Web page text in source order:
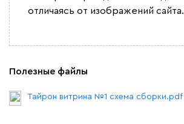
отличаясь от изображений сайта.
Полезные файлы
Тайрон витрина №1 схема сборки.pdf